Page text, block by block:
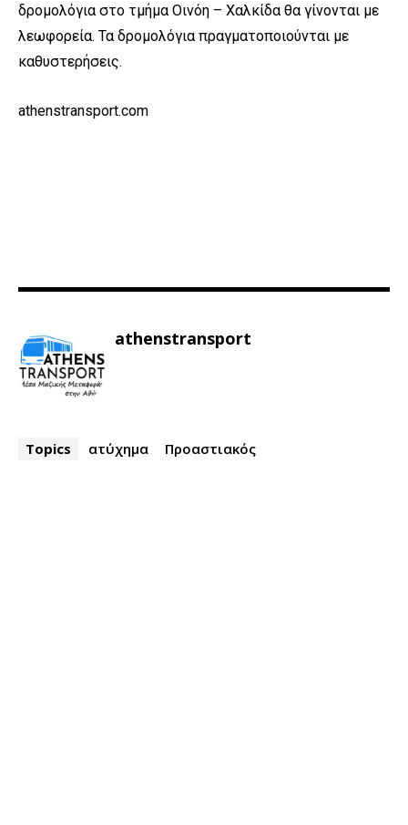
δρομολόγια στο τμήμα Οινόη – Χαλκίδα θα γίνονται με
λεωφορεία. Τα δρομολόγια πραγματοποιούνται με
καθυστερήσεις.
athenstransport.com
athenstransport
Topics ατύχημα Προαστιακός